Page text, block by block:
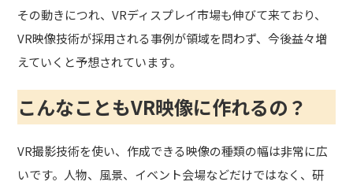
その動きにつれ、VRディスプレイ市場も伸びて来ており、
VR映像技術が採用される事例が領域を問わず、今後益々増
えていくと予想されています。
こんなこともVR映像に作れるの？
VR撮影技術を使い、作成できる映像の種類の幅は非常に広
いです。人物、風景、イベント会場などだけではなく、研